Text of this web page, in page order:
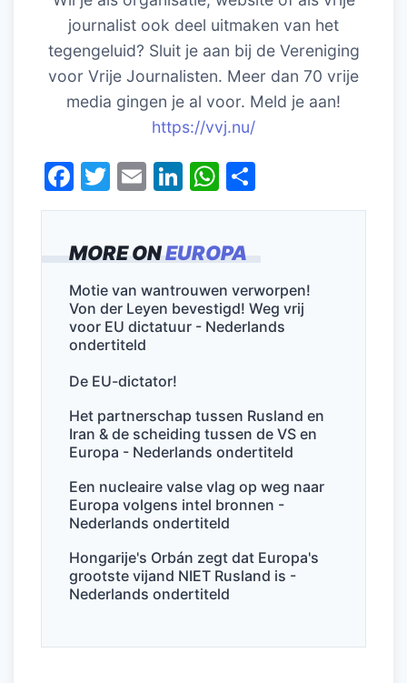
MORE ONEUROPA
Motie van wantrouwen verworpen!
Von der Leyen bevestigd! Weg vrij
voor EU dictatuur - Nederlands
ondertiteld
De EU-dictator!
Het partnerschap tussen Rusland en
Iran & de scheiding tussen de VS en
Europa - Nederlands ondertiteld
Een nucleaire valse vlag op weg naar
Europa volgens intel bronnen -
Nederlands ondertiteld
Hongarije's Orbán zegt dat Europa's
grootste vijand NIET Rusland is -
Nederlands ondertiteld
journalist ook deel uitmaken van het
tegengeluid? Sluit je aan bij de Vereniging
voor Vrije Journalisten. Meer dan 70 vrije
media gingen je al voor. Meld je aan!
https://vvj.nu/
F
a
e
b
o
o
k
T
w
er
E
m
l
Li
n
e
dI
n
W
h
s
A
p
el